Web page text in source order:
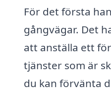
För det första
gångvägar. Det
att anställa ett
tjänster som är
du kan förvänta